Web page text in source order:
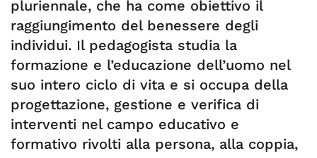
pluriennale, che ha come obiettivo il
raggiungimento del benessere degli
individui. Il pedagogista studia la
formazione e l’educazione dell’uomo nel
suo intero ciclo di vita e si occupa della
progettazione, gestione e verifica di
interventi nel campo educativo e
formativo rivolti alla persona, alla coppia,